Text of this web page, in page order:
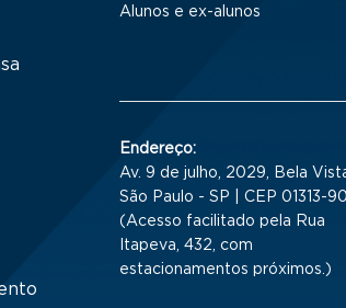
Alunos e ex-alunos
Endereço:
Av. 9 de julho, 2029, Bela
São Paulo - SP | CEP 01313-
(Acesso facilitado pela Rua
Itapeva, 432, com
estacionamentos próximos.)